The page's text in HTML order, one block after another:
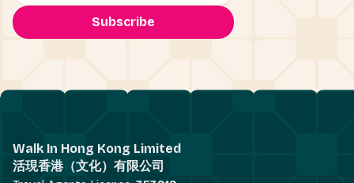
Walk In Hong Kong Limited
活現香港（文化）有限公司